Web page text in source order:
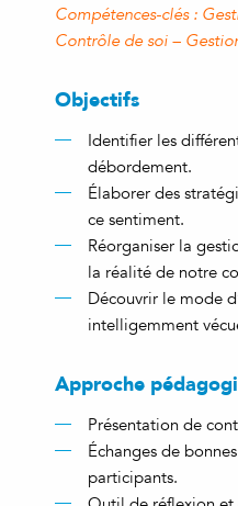
Compétences-clés :
Contrôle de soi –
Objectifs
Identifier les
débordement.
Élaborer des
ce sentiment.
Réorganiser la
la réalité de notre
Découvrir le mode
intelligemment
Approche
Présentation de
Échanges de
participants.